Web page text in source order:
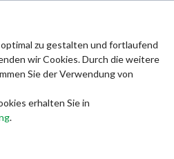
zu gestalten und fortlaufend
wir Cookies. Durch die weitere
Sie der Verwendung von
erhalten Sie in
.